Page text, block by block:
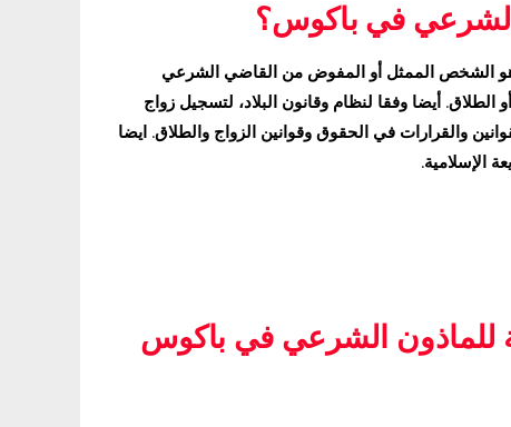
في باكوس؟
الشخص الممثل أو المفوض من القاضي الشرعي
الطلاق. أيضا وفقا لنظام وقانون البلاد، لتسجيل زواج
والقرارات في الحقوق وقوانين الزواج والطلاق. ايضا
الإسلامية.
للماذون الشرعي في باكوس